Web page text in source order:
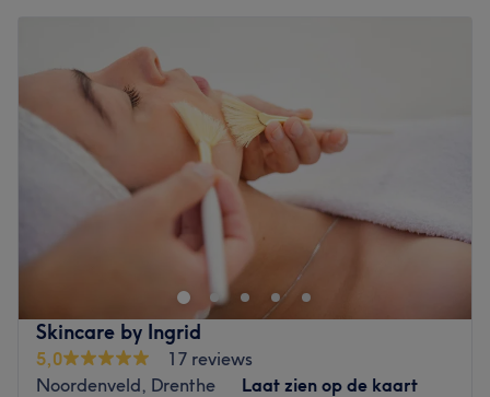
Woensdag
Donderdag
Vrijdag
Zaterdag
12:00
Zondag
Sfeer in de salon: De rustige en sfeervolle inrichting van
de salon creëert een ontspannen omgeving, ideaal voor
Producten: Er wordt gewerkt met hoogwaardige
producten van Mrs Highbrow en Browcode voor wimper-
en wenkbrauwbehandelingen, en met Salonnepro voor
gezichtsbehandelingen.
Skincare by Ingrid
5,0
17 reviews
Noordenveld, Drenthe
Laat zien op de kaart